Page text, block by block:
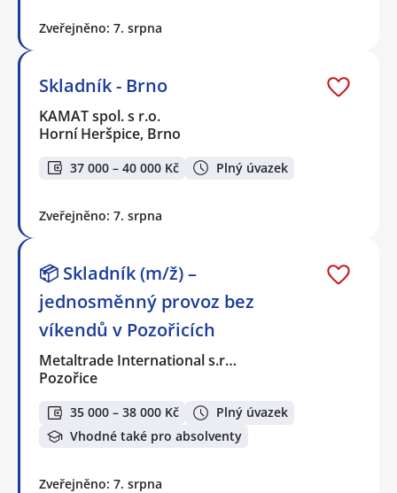
Zveřejněno: 7. srpna
Skladník - Brno
KAMAT spol. s r.o.
Horní Heršpice, Brno
37 000 – 40 000 Kč Plný úvazek
Zveřejněno: 7. srpna
📦 Skladník (m/ž) –
jednosměnný provoz bez
víkendů v Pozořicích
Metaltrade International s.r…
Pozořice
35 000 – 38 000 Kč
Plný úvazek
Vhodné také pro absolventy
Zveřejněno: 7. srpna